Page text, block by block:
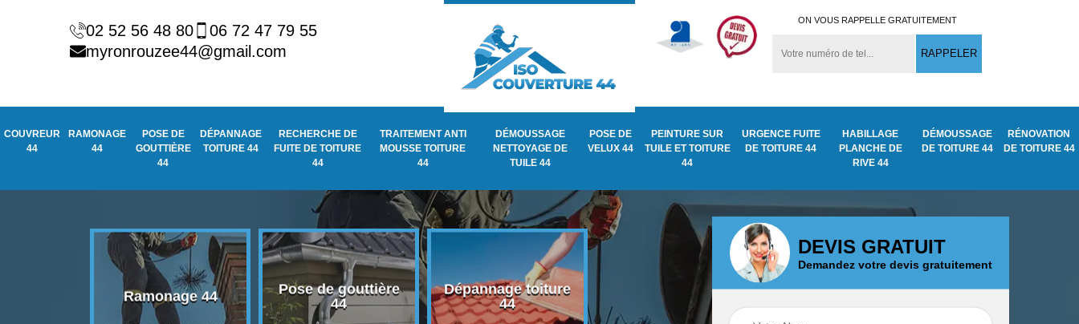
02 52 56 48 80
06 72 47 79 55
myronrouzee44@gmail.com
ON VOUS RAPPELLE GRATUITEMENT
COUVREUR
44
RAMONAGE
44
POSE DE
GOUTTIÈRE
44
DÉPANNAGE
TOITURE 44
RECHERCHE DE
FUITE DE TOITURE
44
TRAITEMENT ANTI
MOUSSE TOITURE
44
DÉMOUSSAGE
NETTOYAGE DE
TUILE 44
POSE DE
VELUX 44
PEINTURE SUR
TUILE ET TOITURE
44
URGENCE FUITE
DE TOITURE 44
HABILLAGE
PLANCHE DE
RIVE 44
DÉMOUSSAGE
DE TOITURE 44
RÉNOVATION
DE TOITURE 44
Ramonage 44
Pose de gouttière
44
Dépannage toiture
44
Recherche de fuite
de toiture 44
Traitement anti
DEVIS GRATUIT
Demandez votre devis gratuitement